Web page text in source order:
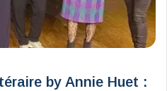
by Annie Huet :